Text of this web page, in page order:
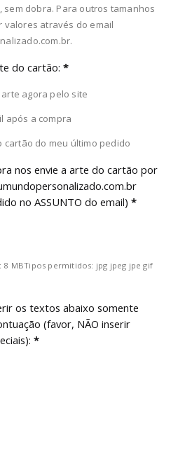
dobra. Para outros tamanhos
através do email
.
do cartão: *
agora pelo site
após a compra
cartão do meu último pedido
nos envie a arte do cartão por
no ASSUNTO do email) *
8 MBTipos permitidos: jpg jpeg jpe gif
os textos abaixo somente
(favor, NÃO inserir
*